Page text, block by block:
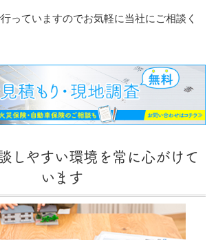
っていますのでお気軽に当社にご相談く
しやすい環境を常に心がけて
います